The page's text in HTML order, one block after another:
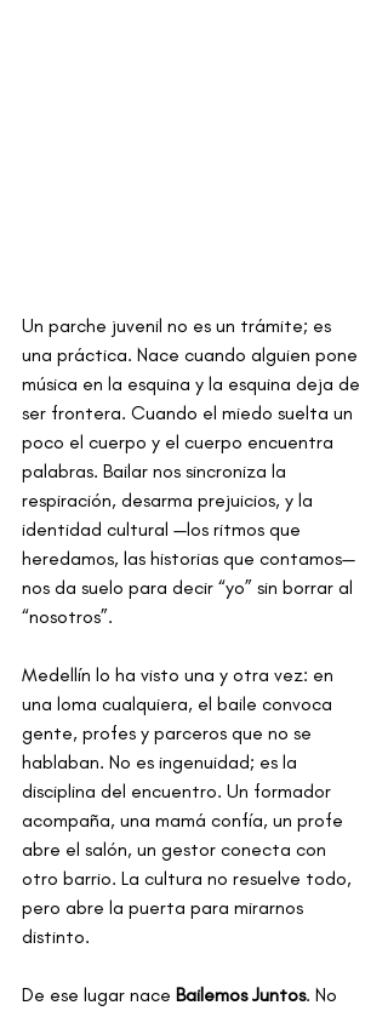
Un parche juvenil no es un trámite; es
una práctica. Nace cuando alguien pone
música en la esquina y la esquina deja de
ser frontera. Cuando el miedo suelta un
poco el cuerpo y el cuerpo encuentra
palabras. Bailar nos sincroniza la
respiración, desarma prejuicios, y la
identidad cultural —los ritmos que
heredamos, las historias que contamos—
nos da suelo para decir “yo” sin borrar al
“nosotros”.
Medellín lo ha visto una y otra vez: en
una loma cualquiera, el baile convoca
gente, profes y parceros que no se
hablaban. No es ingenuidad; es la
disciplina del encuentro. Un formador
acompaña, una mamá confía, un profe
abre el salón, un gestor conecta con
otro barrio. La cultura no resuelve todo,
pero abre la puerta para mirarnos
distinto.
De ese lugar nace Bailemos Juntos. No